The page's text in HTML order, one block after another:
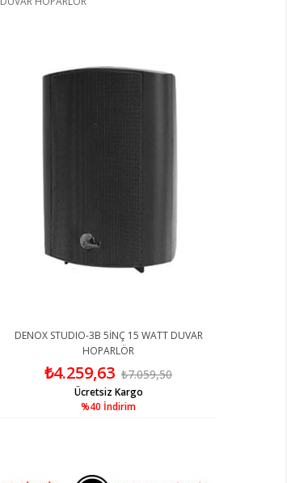
DENOX STUDIO-3B 5İNÇ 15 WATT DUVAR
HOPARLÖR
₺4.259,63 ₺7.059,50
%40 İndirim
Ücretsiz Kargo